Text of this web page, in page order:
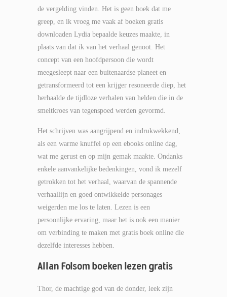
de vergelding vinden. Het is geen boek dat me
greep, en ik vroeg me vaak af boeken gratis
downloaden Lydia bepaalde keuzes maakte, in
plaats van dat ik van het verhaal genoot. Het
concept van een hoofdpersoon die wordt
meegesleept naar een buitenaardse planeet en
getransformeerd tot een krijger resoneerde diep, het
herhaalde de tijdloze verhalen van helden die in de
smeltkroes van tegenspoed werden gevormd.
Het schrijven was aangrijpend en indrukwekkend,
als een warme knuffel op een ebooks online dag,
wat me gerust en op mijn gemak maakte. Ondanks
enkele aanvankelijke bedenkingen, vond ik mezelf
getrokken tot het verhaal, waarvan de spannende
verhaallijn en goed ontwikkelde personages
weigerden me los te laten. Lezen is een
persoonlijke ervaring, maar het is ook een manier
om verbinding te maken met gratis boek online die
dezelfde interesses hebben.
Allan Folsom boeken lezen gratis
Thor, de machtige god van de donder, leek zijn